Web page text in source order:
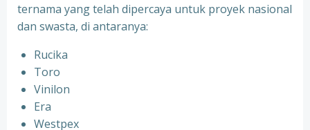
ternama yang telah dipercaya untuk proyek nasional
dan swasta, di antaranya:
Rucika
⁠Toro
⁠Vinilon
⁠Era
⁠Westpex